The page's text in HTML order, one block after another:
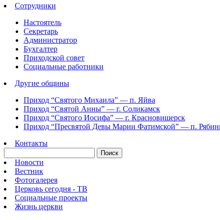
Сотрудники
Настоятель
Секретарь
Администратор
Бухгалтер
Приходской совет
Социальные работники
Другие общины
Приход “Святого Михаила” — п. Яйва
Приход “Святой Анны” — г. Соликамск
Приход “Святого Иосифа” — г. Красновишерск
Приход “Пресвятой Девы Марии Фатимской” — п.
Контакты
Новости
Вестник
Фотогалерея
Церковь сегодня - ТВ
Социальные проекты
Жизнь церкви